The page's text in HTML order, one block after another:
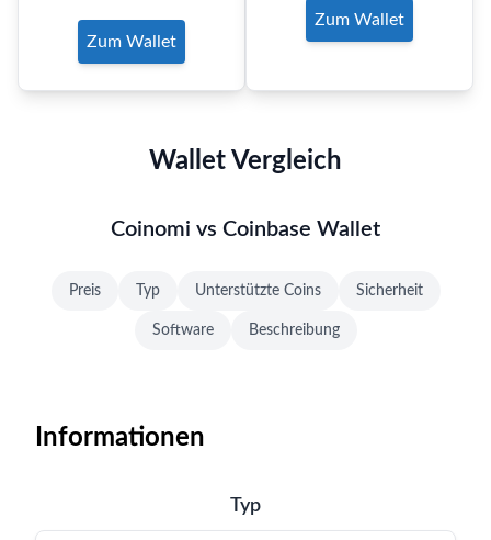
Zum Wallet
Zum Wallet
Wallet Vergleich
Coinomi vs Coinbase Wallet
Preis Typ Unterstützte Coins Sicherheit
Software Beschreibung
Informationen
Typ